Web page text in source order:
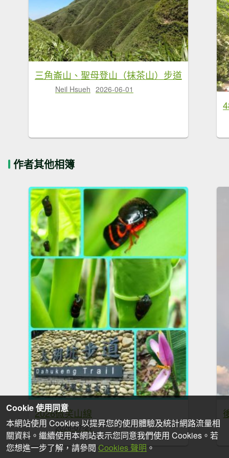
三角崙山、聖母登山（抹茶山）步道
Neil Hsueh 2026-06-01
作者其他相簿
2026微笑山線
2026-07-27
Cookie 使用同意
本網站使用 Cookies 以提昇您的使用體驗及統計網路流量相
關資料。繼續使用本網站表示您同意我們使用 Cookies。若
您想進一步了解，請參閱 Cookies 聲明 。